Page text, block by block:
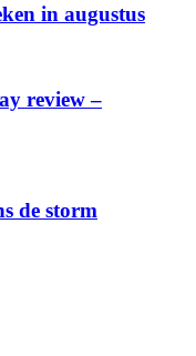
in augustus
review –
de storm